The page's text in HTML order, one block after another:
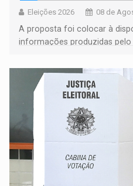
Eleições 2026 08 de
A proposta foi colocar à
informações produzidas